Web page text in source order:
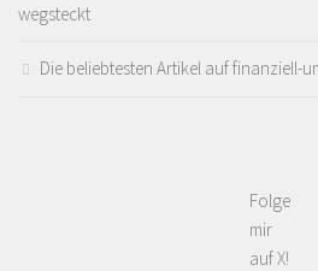
wegsteckt
Die beliebtesten Artikel auf finanziell-
Folge
mir
auf X!